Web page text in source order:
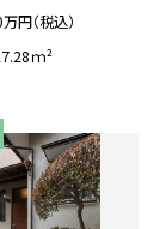
円（税込）
ｍ²